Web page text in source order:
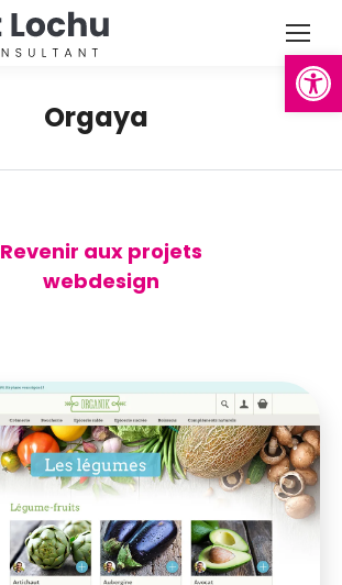
Ouvrir
Orgaya
Revenir aux projets
webdesign